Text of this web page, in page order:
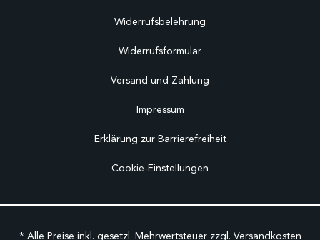
Widerrufsbelehrung
Widerrufsformular
Versand und Zahlung
Impressum
Erklärung zur Barrierefreiheit
Cookie-Einstellungen
* Alle Preise inkl. gesetzl. Mehrwertsteuer zzgl. Versandkosten